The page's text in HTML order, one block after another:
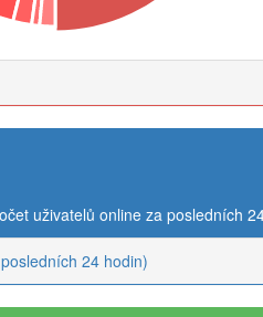
uživatelů online za posledních
24 hodin)